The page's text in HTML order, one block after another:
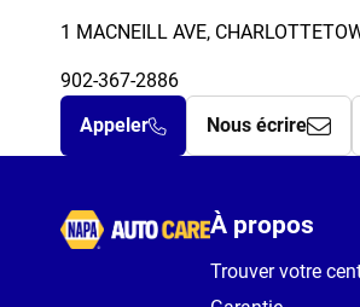
1 MACNEILL AVE,
902-367-2886
Appeler
Nous écrire
Autocare
À propos
Trouver votre